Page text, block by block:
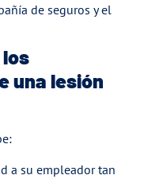
de seguros y el
una lesión
a su empleador tan